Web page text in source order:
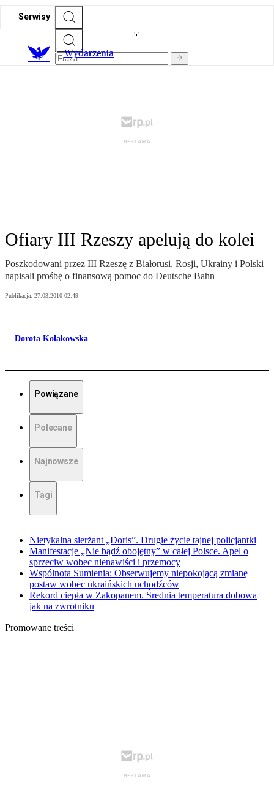
Serwisy
Wydarzenia
Ofiary III Rzeszy apelują do kolei
Poszkodowani przez III Rzeszę z Białorusi, Rosji, Ukrainy i Polski
napisali prośbę o finansową pomoc do Deutsche Bahn
Publikacja: 27.03.2010 02:49
Dorota Kołakowska
Powiązane
Polecane
Najnowsze
Tagi
Nietykalna sierżant „Doris”. Drugie życie tajnej policjantki
Manifestacje „Nie bądź obojętny” w całej Polsce. Apel o
sprzeciw wobec nienawiści i przemocy
Wspólnota Sumienia: Obserwujemy niepokojącą zmianę
postaw wobec ukraińskich uchodźców
Rekord ciepła w Zakopanem. Średnia temperatura dobowa
jak na zwrotniku
Promowane treści